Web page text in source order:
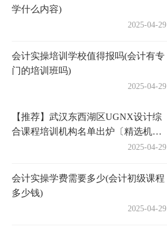
学什么内容)
2025-04-29
会计实操培训学校值得报吗(会计有专
门的培训班吗)
2025-04-29
【推荐】武汉东西湖区UGNX设计综
合课程培训机构名单出炉〔精选机构
2025-04-29
会计实操学费需要多少(会计初级课程
多少钱)
2025-04-29